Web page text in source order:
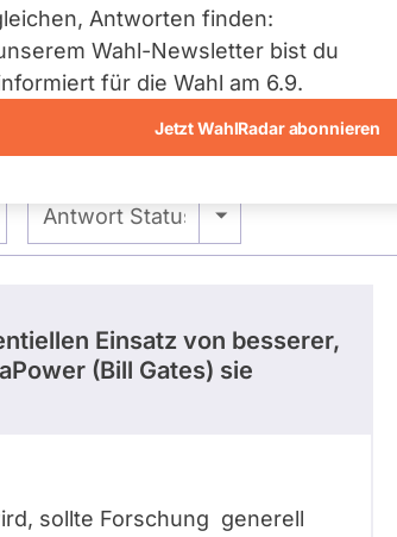
Antworten finden:
Wahl-Newsletter bist du
für die Wahl am 6.9.
Jetzt WahlRadar abonnieren
Antwort Status
- Alle -
Einsatz von besserer,
(Bill Gates) sie
sollte Forschung generell